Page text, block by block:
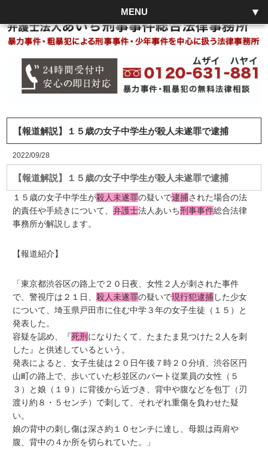
MENU
【報道解説】１５歳の女子中学生が殺人未遂罪で逮捕
2022/09/28
【報道解説】１５歳の女子中学生が殺人未遂罪で逮捕
１５歳の女子中学生が殺人未遂罪の疑いで逮捕された場合の法
的責任や手続きについて、弁護士法人あいち刑事事件総合法律
事務所が解説します。
【報道紹介】
「東京都渋谷区の路上で２０日夜、女性２人が刺された事件
で、警視庁は２１日、殺人未遂罪の疑いで現行犯逮捕した少女
について、埼玉県戸田市に住む中学３年の女子生徒（１５）と
発表した。
容疑を認め、『死刑 になりたくて、たまたま見つけた２人を刺
した』と供述しているという。
発表によると、女子生徒は２０日午後７時２０分頃、渋谷区円
山町の路上で、歩いていた杉並区のパート従業員の女性（５
３）と娘（１９）に背後から近づき、背中や腹などを包丁（刃
渡り約８・５センチ）で刺して、それぞれ重傷を負わせた疑
い。
娘の背中の刺し傷は深さ約１０センチに達し、母親は両肩や
腹、背中の４か所を切られていた。」